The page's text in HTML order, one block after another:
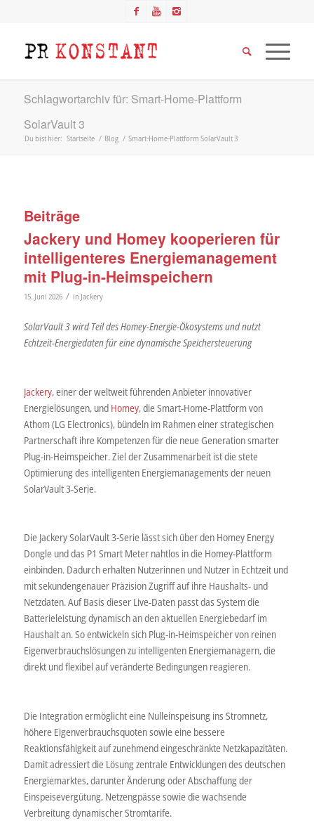
Schlagwortarchiv für: Smart-Home-Plattform
SolarVault 3
Du bist hier: Startseite / Blog / Smart-Home-Plattform SolarVault 3
Beiträge
Jackery und Homey kooperieren für
intelligenteres Energiemanagement
mit Plug-in-Heimspeichern
15. Juni 2026 / in Jackery
SolarVault 3 wird Teil des Homey-Energie-Ökosystems und nutzt
Echtzeit-Energiedaten für eine dynamische Speichersteuerung
Jackery, einer der weltweit führenden Anbieter innovativer
Energielösungen, und Homey, die Smart-Home-Plattform von
Athom (LG Electronics), bündeln im Rahmen einer strategischen
Partnerschaft ihre Kompetenzen für die neue Generation smarter
Plug-in-Heimspeicher. Ziel der Zusammenarbeit ist die stete
Optimierung des intelligenten Energiemanagements der neuen
SolarVault 3-Serie.
Die Jackery SolarVault 3-Serie lässt sich über den Homey Energy
Dongle und das P1 Smart Meter nahtlos in die Homey-Plattform
einbinden. Dadurch erhalten Nutzerinnen und Nutzer in Echtzeit und
mit sekundengenauer Präzision Zugriff auf ihre Haushalts- und
Netzdaten. Auf Basis dieser Live-Daten passt das System die
Batterieleistung dynamisch an den aktuellen Energiebedarf im
Haushalt an. So entwickeln sich Plug-in-Heimspeicher von reinen
Eigenverbrauchslösungen zu intelligenten Energiemanagern, die
direkt und flexibel auf veränderte Bedingungen reagieren.
Die Integration ermöglicht eine Nulleinspeisung ins Stromnetz,
höhere Eigenverbrauchsquoten sowie eine bessere
Reaktionsfähigkeit auf zunehmend eingeschränkte Netzkapazitäten.
Damit adressiert die Lösung zentrale Entwicklungen des deutschen
Energiemarktes, darunter Änderung oder Abschaffung der
Einspeisevergütung, Netzengpässe sowie die wachsende
Verbreitung dynamischer Stromtarife.